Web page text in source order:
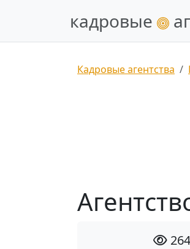
кадровые
Кадровые агентства